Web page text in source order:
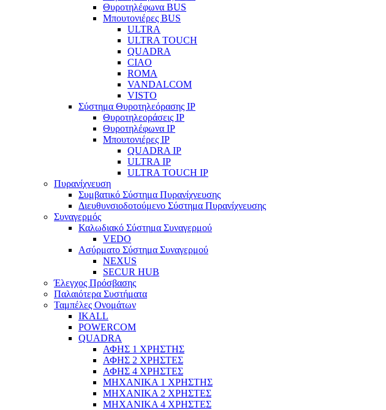
Θυροτηλέφωνα BUS
Μπουτονιέρες BUS
ULTRA
ULTRA TOUCH
QUADRA
CIAO
ROMA
VANDALCOM
VISTO
Σύστημα Θυροτηλεόρασης IP
Θυροτηλεοράσεις IP
Θυροτηλέφωνα IP
Μπουτονιέρες IP
QUADRA IP
ULTRA IP
ULTRA TOUCH IP
Πυρανίχνευση
Συμβατικό Σύστημα Πυρανίχνευσης
Διευθυνσιοδοτούμενο Σύστημα Πυρανίχνευσης
Συναγερμός
Καλωδιακό Σύστημα Συναγερμού
VEDO
Ασύρματο Σύστημα Συναγερμού
NEXUS
SECUR HUB
Έλεγχος Πρόσβασης
Παλαιότερα Συστήματα
Ταμπέλες Ονομάτων
IKALL
POWERCOM
QUADRA
ΑΦΗΣ 1 ΧΡΗΣΤΗΣ
ΑΦΗΣ 2 ΧΡΗΣΤΕΣ
ΑΦΗΣ 4 ΧΡΗΣΤΕΣ
ΜΗΧΑΝΙΚΑ 1 ΧΡΗΣΤΗΣ
ΜΗΧΑΝΙΚΑ 2 ΧΡΗΣΤΕΣ
ΜΗΧΑΝΙΚΑ 4 ΧΡΗΣΤΕΣ